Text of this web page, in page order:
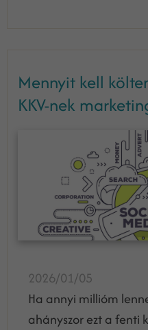
Mennyit kell
KKV-nek
2026/01/05
Ha annyi millióm
ahányszor ezt a fenti